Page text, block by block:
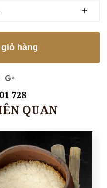
+
hàng
728
QUAN